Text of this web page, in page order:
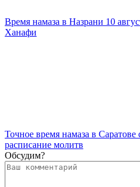
Время намаза в Назрани 10
Ханафи
Точное время намаза в Саратове
расписание молитв
Обсудим?